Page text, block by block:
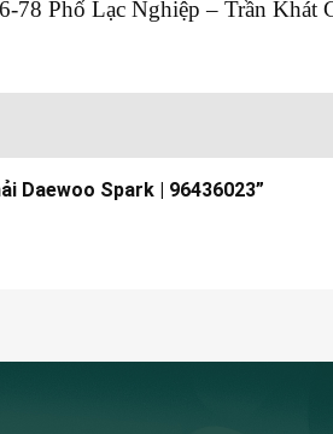
78 Phố Lạc Nghiệp – Trần Khát
Daewoo Spark | 96436023”